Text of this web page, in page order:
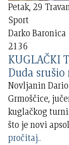
Petak, 29
Sport
Darko Baronica
2136
KUGLAČKI
Duda srušio
Novljanin
Grmoščice,
kuglačkog
što je novi
pročitaj..